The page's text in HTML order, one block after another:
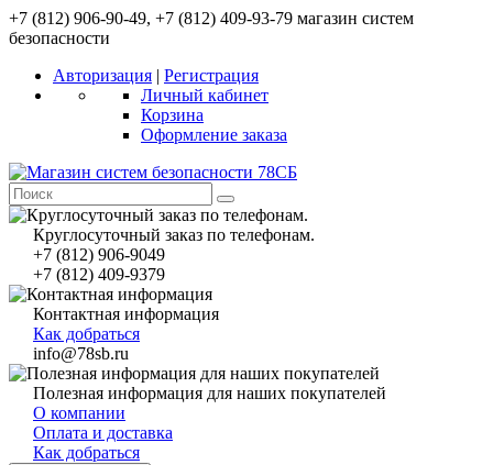
+7 (812) 906-90-49, +7 (812) 409-93-79 магазин систем
безопасности
Авторизация | Регистрация
Личный кабинет
Корзина
Оформление заказа
Круглосуточный заказ по телефонам.
+7 (812) 906-9049
+7 (812) 409-9379
Контактная информация
Как добраться
info@78sb.ru
Полезная информация для наших покупателей
О компании
Оплата и доставка
Как добраться